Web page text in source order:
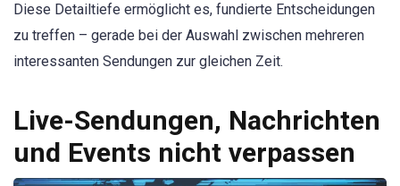
Diese Detailtiefe ermöglicht es, fundierte Entscheidungen
zu treffen – gerade bei der Auswahl zwischen mehreren
interessanten Sendungen zur gleichen Zeit.
Live-Sendungen, Nachrichten
und Events nicht verpassen